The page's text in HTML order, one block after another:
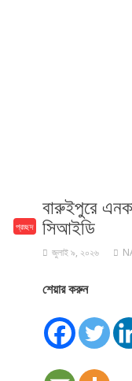
প্রচ্ছদ
বারুইপুরে
সিআইডি
জুলাই ৯, ২০২৬
শেয়ার করুন